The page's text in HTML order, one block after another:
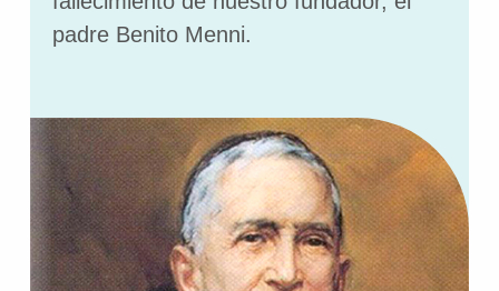
padre Benito Menni.